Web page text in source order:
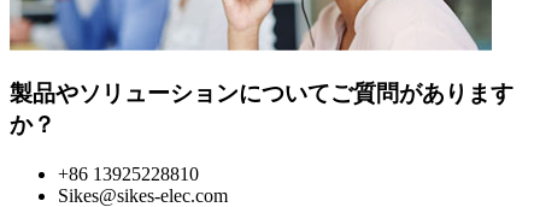
製品やソリューションについてご質問があります
か？
+86 13925228810
Sikes@sikes-elec.com